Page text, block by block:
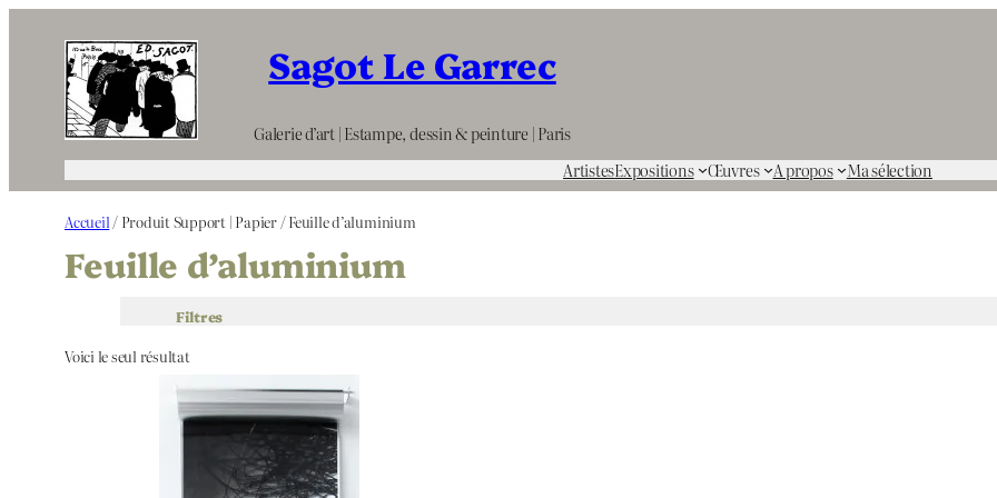
contenu
Sagot Le Garrec
Galerie d’art | Estampe, dessin & peinture | Paris
ArtistesExpositions Œuvres A propos Ma sélection
Accueil / Produit Support | Papier / Feuille d’aluminium
Feuille d’aluminium
Filtres
Voici le seul résultat